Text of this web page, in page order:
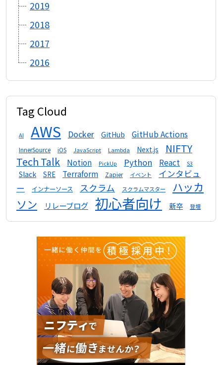
2019
2018
2017
2016
Tag Cloud
AI AWS Docker GitHub GitHub Actions
InnerSource iOS JavaScript Lambda Next.js
NIFTY
Tech Talk
Notion PickUp Python React S3
Slack SRE Terraform Zapier イベント
インタビュ
ー
インナーソース スクラム スクラムマスター
ハッカ
ソン
リレーブログ 初心者向け 新卒 登壇